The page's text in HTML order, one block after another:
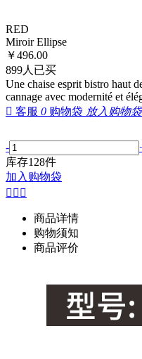
RED
Miroir Ellipse
￥496.00
899人已买
Une chaise esprit bistro haut
cannage avec modernité et
 客服 0 购物袋 放入购物袋
-
库存128件
加入购物袋
  
商品详情
购物须知
商品评价